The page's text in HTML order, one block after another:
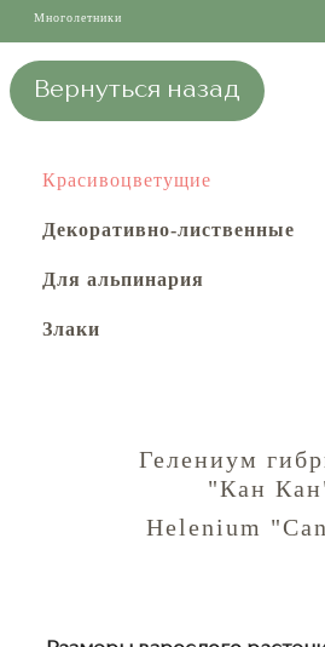
Многолетники
Вернуться назад
Красивоцветущие
Декоративно-лиственные
Для альпинария
Злаки
Гелениум
"Кан
Helenium